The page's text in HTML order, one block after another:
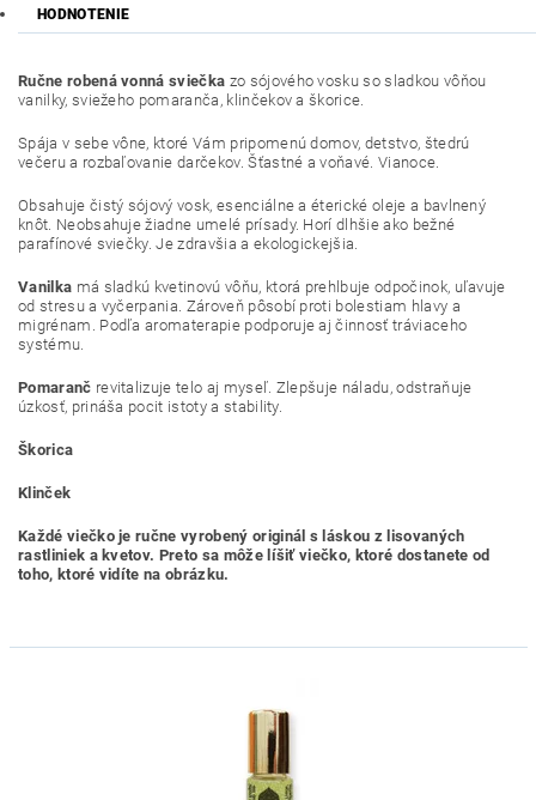
HODNOTENIE
Ručne robená vonná sviečka zo sójového vosku so sladkou vôňou
vanilky, sviežeho pomaranča, klinčekov a škorice.
Spája v sebe vône, ktoré Vám pripomenú domov, detstvo, štedrú
večeru a rozbaľovanie darčekov. Šťastné a voňavé. Vianoce.
Obsahuje čistý sójový vosk, esenciálne a éterické oleje a bavlnený
knôt. Neobsahuje žiadne umelé prísady. Horí dlhšie ako bežné
parafínové sviečky. Je zdravšia a ekologickejšia.
Vanilka má sladkú kvetinovú vôňu, ktorá prehlbuje odpočinok, uľavuje
od stresu a vyčerpania. Zároveň pôsobí proti bolestiam hlavy a
migrénam. Podľa aromaterapie podporuje aj činnosť tráviaceho
systému.
Pomaranč revitalizuje telo aj myseľ. Zlepšuje náladu, odstraňuje
úzkosť, prináša pocit istoty a stability.
Škorica
Klinček
Každé viečko je ručne vyrobený originál s láskou z lisovaných
rastliniek a kvetov. Preto sa môže líšiť viečko, ktoré dostanete od
toho, ktoré vidíte na obrázku.